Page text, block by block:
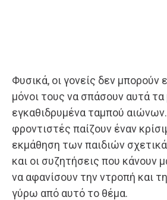
Φυσικά, οι γονείς δεν
μόνοι τους να σπάσουν αυτά τα
εγκαθιδρυμένα ταμπού
φροντιστές παίζουν έναν
εκμάθηση των παιδιών
και οι συζητήσεις που κάνουν
να αφανίσουν την ντροπή και
γύρω από αυτό το θέμα.